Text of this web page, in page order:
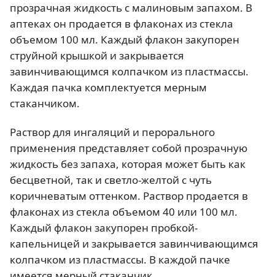
прозрачная жидкость с малиновым запахом. В
аптеках он продается в флаконах из стекла
объемом 100 мл. Каждый флакон закупорен
струйной крышкой и закрывается
завинчивающимся колпачком из пластмассы.
Каждая пачка комплектуется мерным
стаканчиком.
Раствор для ингаляций и перорального
применения представляет собой прозрачную
жидкость без запаха, которая может быть как
бесцветной, так и светло-желтой с чуть
коричневатым оттенком. Раствор продается в
флаконах из стекла объемом 40 или 100 мл.
Каждый флакон закупорен пробкой-
капельницей и закрывается завинчивающимся
колпачком из пластмассы. В каждой пачке